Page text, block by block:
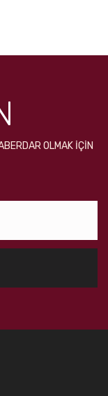
OLMAK IÇIN